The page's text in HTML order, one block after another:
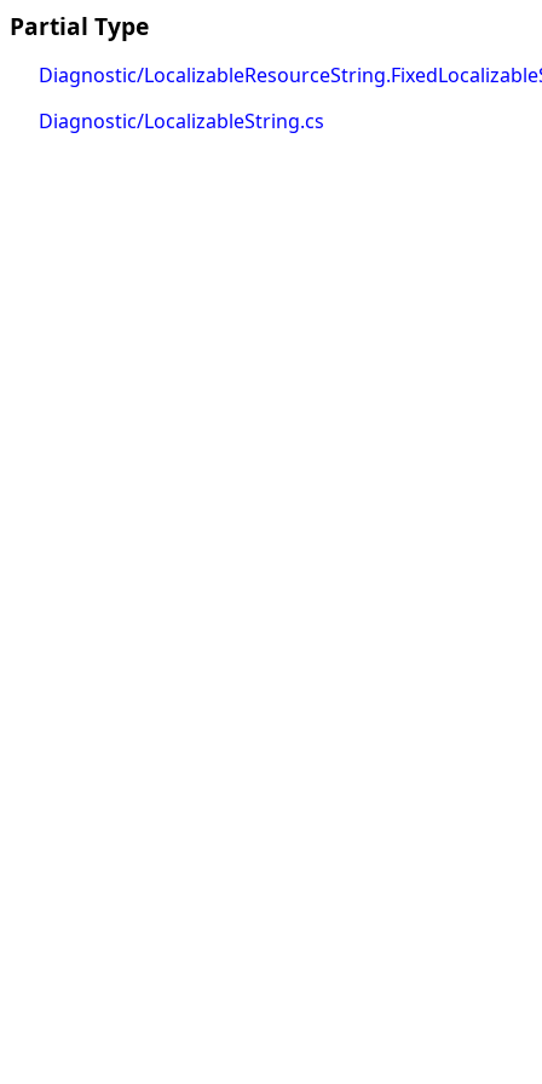
Partial Type
Diagnostic/
Diagnostic/LocalizableString.cs